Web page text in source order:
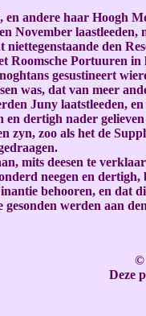
andere haar Hoogh
November
den
Portuuren
gesustineert
was, dat van meer
Juny laatstleeden,
en dertigh nader
zyn, zoo als het de
mits deesen te
neegen en
behooren, en dat
werden aan
©
Deze